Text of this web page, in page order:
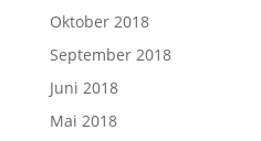
Oktober 2018
September 2018
Juni 2018
Mai 2018